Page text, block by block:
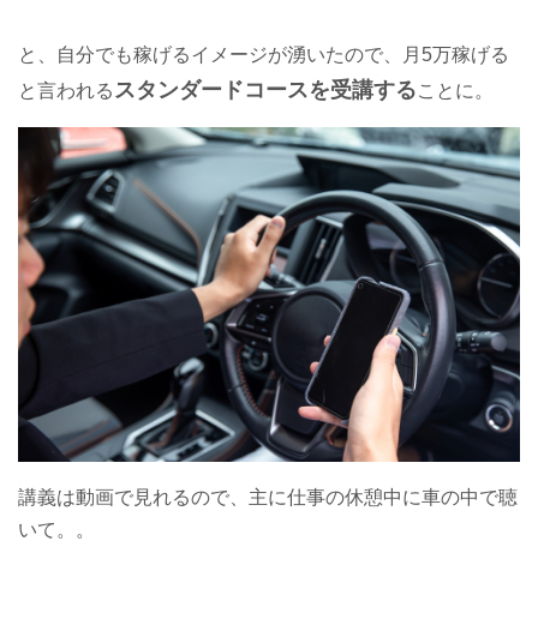
と、自分でも稼げるイメージが湧いたので、月5万稼げる
と言われる スタンダードコースを受講することに。
講義は動画で見れるので、主に仕事の休憩中に車の中で聴
いて。。